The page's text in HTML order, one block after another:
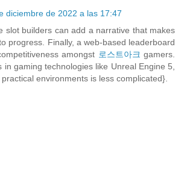
diciembre de 2022 a las 17:47
slot builders can add a narrative that makes
progress. Finally, a web-based leaderboard
amongst 로스트아크 gamers.
in gaming technologies like Unreal Engine 5,
environments is less complicated}.